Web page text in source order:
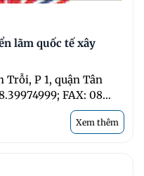
lãm quốc tế xây
Trỗi, P 1, quận Tân
Xem thêm